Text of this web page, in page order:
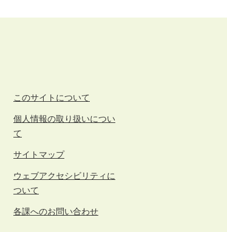
このサイトについて
個人情報の取り扱いについ
て
サイトマップ
ウェブアクセシビリティに
ついて
各課へのお問い合わせ